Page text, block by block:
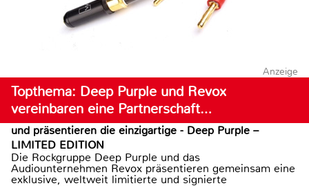
Anzeige
Topthema: Deep Purple und Revox
vereinbaren eine Partnerschaft…
und präsentieren die einzigartige - Deep Purple –
LIMITED EDITION
Die Rockgruppe Deep Purple und das
Audiounternehmen Revox präsentieren gemeinsam eine
exklusive, weltweit limitierte und signierte